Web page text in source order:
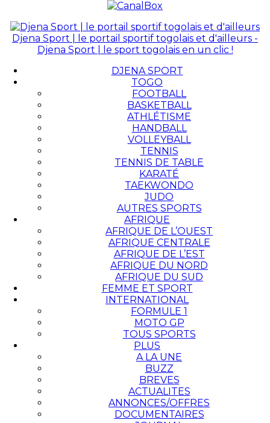
Djena Sport | le portail sportif togolais et d'ailleurs -
Djena Sport | le sport togolais en un clic !
DJENA SPORT
TOGO
FOOTBALL
BASKETBALL
ATHLÉTISME
HANDBALL
VOLLEYBALL
TENNIS
TENNIS DE TABLE
KARATÉ
TAEKWONDO
JUDO
AUTRES SPORTS
AFRIQUE
AFRIQUE DE L’OUEST
AFRIQUE CENTRALE
AFRIQUE DE L’EST
AFRIQUE DU NORD
AFRIQUE DU SUD
FEMME ET SPORT
INTERNATIONAL
FORMULE 1
MOTO GP
TOUS SPORTS
PLUS
A LA UNE
BUZZ
BREVES
ACTUALITES
ANNONCES/OFFRES
DOCUMENTAIRES